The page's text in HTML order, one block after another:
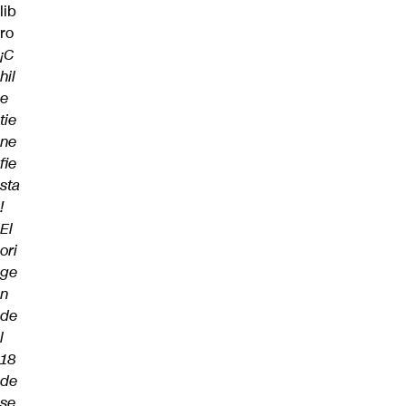
lib
ro
¡C
hil
e
tie
ne
fie
sta
!
El
ori
ge
n
de
l
18
de